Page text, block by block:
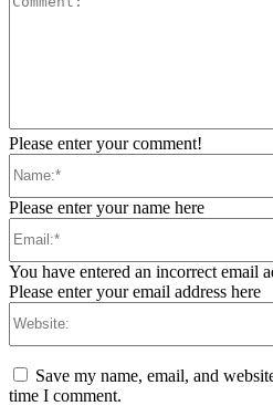
Please enter your comment!
Please enter your name here
You have entered an incorrect email
Please enter your email address here
Save my name, email, and
time I comment.